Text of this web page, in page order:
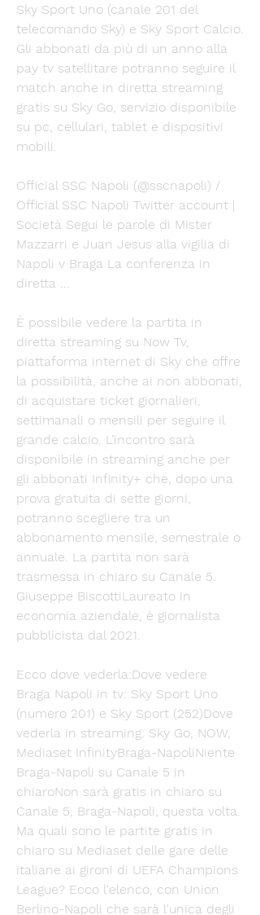
Sky Sport Uno (canale 201 del
telecomando Sky) e Sky Sport Calcio.
Gli abbonati da più di un anno alla
pay tv satellitare potranno seguire il
match anche in diretta streaming
gratis su Sky Go, servizio disponibile
su pc, cellulari, tablet e dispositivi
mobili.
Official SSC Napoli (@sscnapoli) /
Official SSC Napoli Twitter account |
Società Segui le parole di Mister
Mazzarri e Juan Jesus alla vigilia di
Napoli v Braga La conferenza in
diretta ...
È possibile vedere la partita in
diretta streaming su Now Tv,
piattaforma internet di Sky che offre
la possibilità, anche ai non abbonati,
di acquistare ticket giornalieri,
settimanali o mensili per seguire il
grande calcio. L’incontro sarà
disponibile in streaming anche per
gli abbonati Infinity+ che, dopo una
prova gratuita di sette giorni,
potranno scegliere tra un
abbonamento mensile, semestrale o
annuale. La partita non sarà
trasmessa in chiaro su Canale 5.
Giuseppe BiscottiLaureato in
economia aziendale, è giornalista
pubblicista dal 2021.
Ecco dove vederla:Dove vedere
Braga Napoli in tv: Sky Sport Uno
(numero 201) e Sky Sport (252)Dove
vederla in streaming: Sky Go, NOW,
Mediaset InfinityBraga-NapoliNiente
Braga-Napoli su Canale 5 in
chiaroNon sarà gratis in chiaro su
Canale 5, Braga-Napoli, questa volta.
Ma quali sono le partite gratis in
chiaro su Mediaset delle gare delle
italiane ai gironi di UEFA Champions
League? Ecco l'elenco, con Union
Berlino-Napoli che sarà l'unica degli